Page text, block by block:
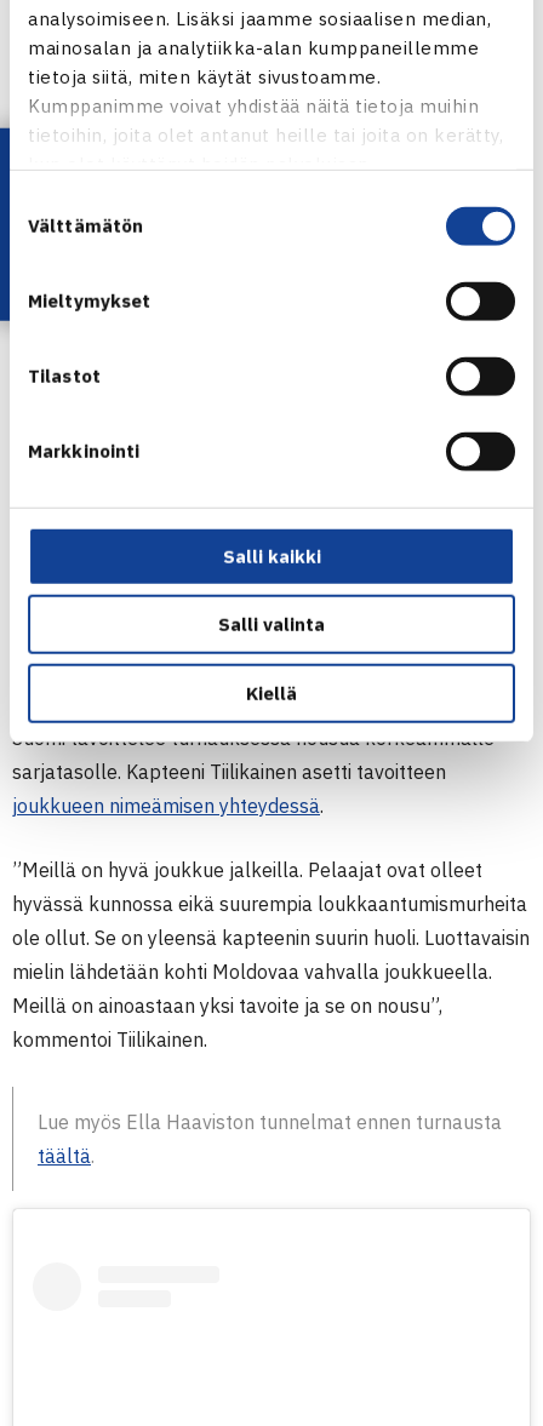
analysoimiseen. Lisäksi jaamme sosiaalisen median,
mainosalan ja analytiikka-alan kumppaneillemme
tietoja siitä, miten käytät sivustoamme.
Kumppanimme voivat yhdistää näitä tietoja muihin
tietoihin, joita olet antanut heille tai joita on kerätty,
valinta
Välttämätön
Mieltymykset
Tilastot
Markkinointi
Salli kaikki
Salli valinta
Kiellä
Armenia, Azerbaidžan, Irlanti, Islanti, Luxemburg, Malta,
Joukkueet jaetaan kolmeen neljän maan alkulohkoon (A,
B ja C), jonka jälkeen lohkojen voittajat kohtaavat toisensa
nousupaikasta Eurooppa/Afrikka II-ryhmään. Myös muut
alkulohkon joukkueet pelaavat sijoituksista turnauksessa.
Lohkoarvonta suoritetaan sunnuntaina 15.6.
Suomi tavoittelee turnauksessa nousua korkeammalle
sarjatasolle. Kapteeni Tiilikainen asetti tavoitteen
joukkueen nimeämisen yhteydessä.
”Meillä on hyvä joukkue jalkeilla. Pelaajat ovat olleet
hyvässä kunnossa eikä suurempia loukkaantumismurheita
ole ollut. Se on yleensä kapteenin suurin huoli. Luottavaisin
mielin lähdetään kohti Moldovaa vahvalla joukkueella.
Meillä on ainoastaan yksi tavoite ja se on nousu”,
kommentoi Tiilikainen.
Lue myös Ella Haaviston tunnelmat ennen turnausta
täältä.
Lataa OmaTennis!